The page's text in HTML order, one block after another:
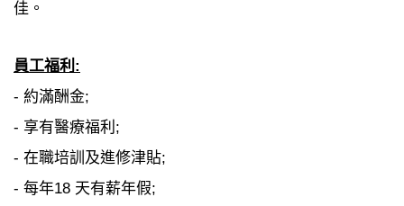
佳。
員工福利:
- 約滿酬金;
- 享有醫療福利;
- 在職培訓及進修津貼;
- 每年18 天有薪年假;